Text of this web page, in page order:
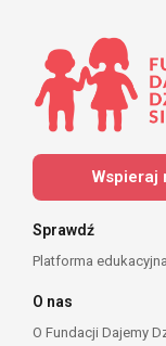
Wspieraj
Sprawdź
Platforma
O nas
O Fundacji Dajemy